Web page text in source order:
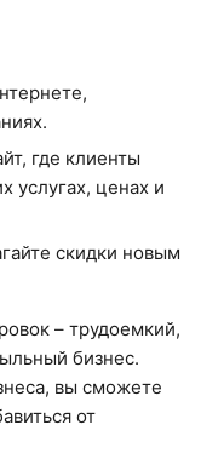
где клиенты
услугах, ценах и
скидки новым
– трудоемкий,
бизнес.
вы сможете
от